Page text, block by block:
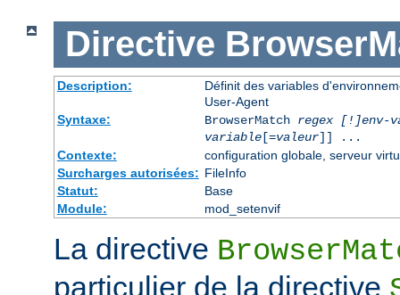
Directive
Description:
Définit des variables
User-Agent
Syntaxe:
BrowserMatch regex [!]env-
variable[=valeur]] ...
Contexte:
configuration globale, serveur
Surcharges autorisées: FileInfo
Statut:
Base
Module:
mod_setenvif
La directive
particulier de la directive